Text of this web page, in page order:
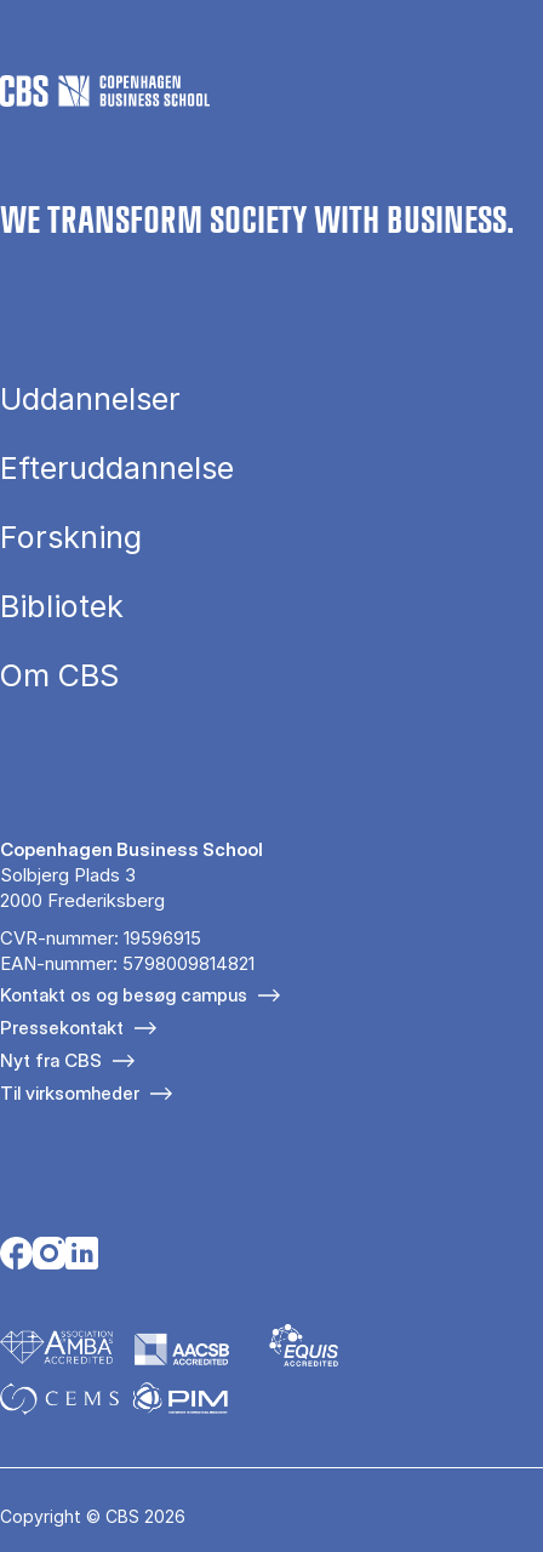
WE TRANSFORM SOCIETY WITH BUSINESS.
Uddannelser
Efteruddannelse
Forskning
Bibliotek
Om CBS
Copenhagen Business School
Solbjerg Plads 3
2000 Frederiksberg
CVR-nummer: 19596915
EAN-nummer: 5798009814821
Kontakt os og besøg campus
Pressekontakt
Nyt fra CBS
Til virksomheder
Opens in a new tab
Opens in a new tab
Opens in a new tab
Copyright © CBS 2026